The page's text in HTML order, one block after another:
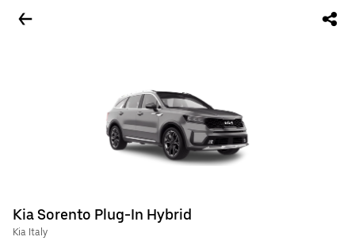
Kia Sorento Plug-In Hybrid
Kia Italy